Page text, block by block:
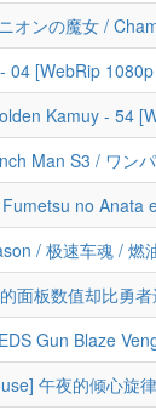
04 [WebRip
Kamuy - 54
ワンパンマン 3 -